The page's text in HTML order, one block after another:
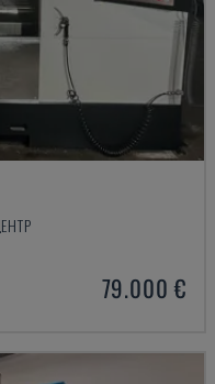
79.000 €